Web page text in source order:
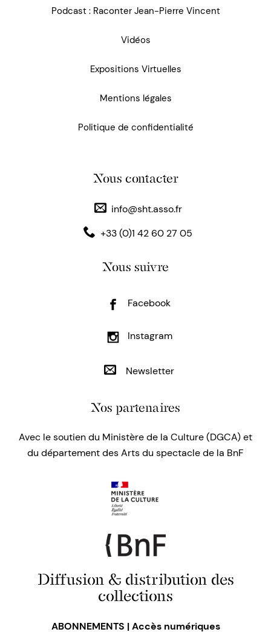
Podcast : Raconter Jean-Pierre Vincent
Vidéos
Expositions Virtuelles
Mentions légales
Politique de confidentialité
Nous contacter
info@sht.asso.fr
+33 (0)1 42 60 27 05
Nous suivre
Facebook
Instagram
Newsletter
Nos partenaires
Avec le soutien du Ministère de la Culture (DGCA) et
du département des Arts du spectacle de la BnF
Diffusion & distribution des
collections
ABONNEMENTS | Accès numériques